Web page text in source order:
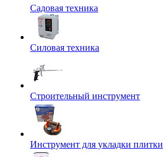
Садовая техника
Силовая техника
Строительный инструмент
Инструмент для укладки плитки